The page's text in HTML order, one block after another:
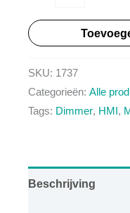
Modbus
-
RS485
aantal
SKU: 1737
Categorieën: Alle
Tags: Dimmer, HMI ,
Beschrijving